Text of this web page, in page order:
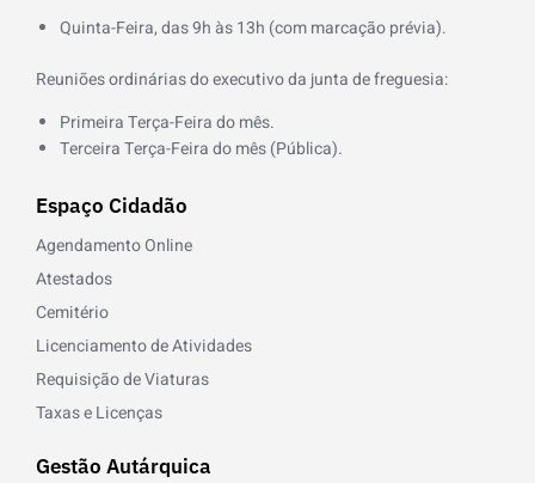
Quinta-Feira, das 9h às 13h (com marcação prévia).
Reuniões ordinárias do executivo da junta de freguesia:
Primeira Terça-Feira do mês.
Terceira Terça-Feira do mês (Pública).
Espaço Cidadão
Agendamento Online
Atestados
Cemitério
Licenciamento de Atividades
Requisição de Viaturas
Taxas e Licenças
Gestão Autárquica